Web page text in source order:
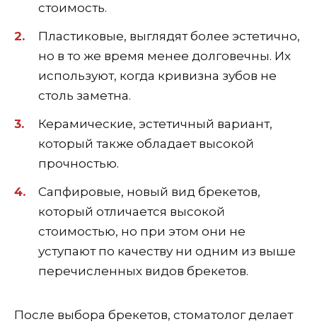
стоимость.
Пластиковые, выглядят более эстетично,
но в то же время менее долговечны. Их
используют, когда кривизна зубов не
столь заметна.
Керамические, эстетичный вариант,
который также обладает высокой
прочностью.
Сапфировые, новый вид брекетов,
который отличается высокой
стоимостью, но при этом они не
уступают по качеству ни одним из выше
перечисленных видов брекетов.
После выбора брекетов, стоматолог делает